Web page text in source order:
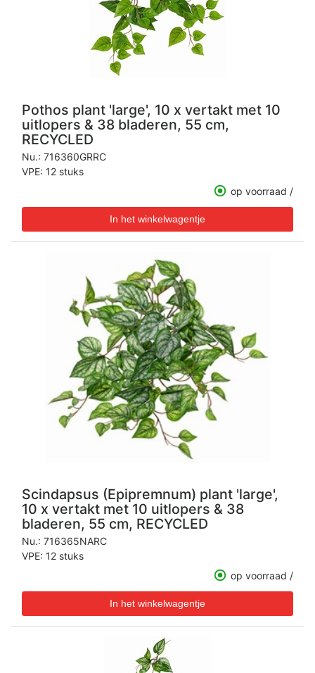
Pothos plant 'large', 10 x vertakt met 10
uitlopers & 38 bladeren, 55 cm,
RECYCLED
Nu.: 716360GRRC
VPE: 12 stuks
op voorraad /
Scindapsus (Epipremnum) plant 'large',
10 x vertakt met 10 uitlopers & 38
bladeren, 55 cm, RECYCLED
Nu.: 716365NARC
VPE: 12 stuks
op voorraad /